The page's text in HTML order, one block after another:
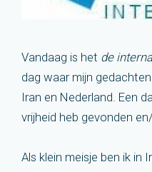
Vandaag is het de
dag waar mijn
Iran en Nederland. Een
vrijheid heb gevonden
Als klein meisje ben ik in